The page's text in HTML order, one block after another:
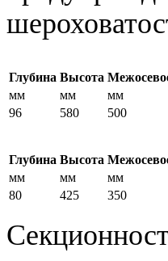
Глубина Высота
мм
мм мм
96
580 500
Глубина Высота
мм
мм мм
80
425 350